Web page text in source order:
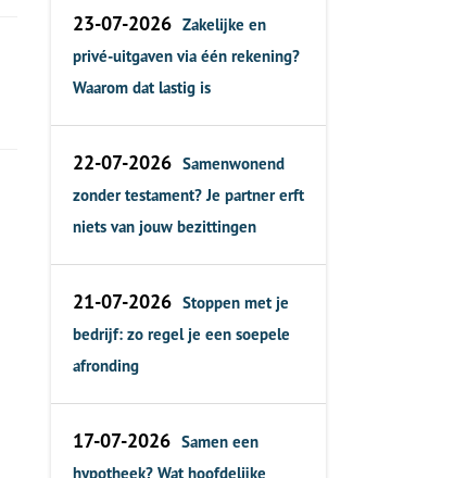
23-07-2026 Zakelijke en
privé-uitgaven via één rekening?
Waarom dat lastig is
22-07-2026 Samenwonend
zonder testament? Je partner erft
niets van jouw bezittingen
21-07-2026 Stoppen met je
bedrijf: zo regel je een soepele
afronding
17-07-2026 Samen een
hypotheek? Wat hoofdelijke